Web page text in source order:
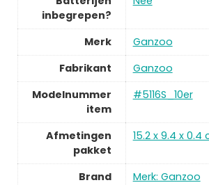
inbegrepen?
Merk
Ganzoo
Fabrikant
Ganzoo
Modelnummer
item
#5116S_10er
Afmetingen
pakket
15.2 x 9.4 x 0.4
Brand Merk: Ganzoo